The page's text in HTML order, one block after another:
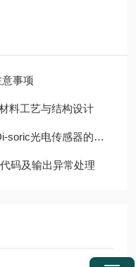
事项
料工艺与结构设计
光电传感器的指南
码及输出异常处理